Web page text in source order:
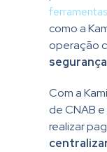
como a
operação
segurança
Com a
de CNAB
realizar